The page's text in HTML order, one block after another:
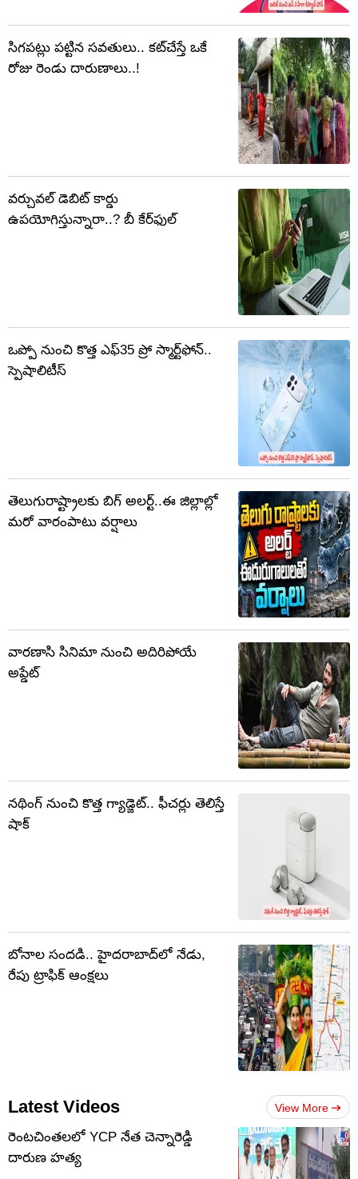
సిగపట్లు పట్టిన సవతులు.. కట్‌చేస్తే ఒకే
రోజు రెండు దారుణాలు..!
వర్చువల్ డెబిట్ కార్డు
ఉపయోగిస్తున్నారా..? బీ కేర్‌ఫుల్
ఒప్పో నుంచి కొత్త ఎఫ్‌35 ప్రో స్మార్ట్‌ఫోన్..
స్పెషాలిటీస్‌
తెలుగురాష్ట్రాలకు బిగ్‌ అలర్ట్..ఈ జిల్లాల్లో
మరో వారంపాటు వర్షాలు
వారణాసి సినిమా నుంచి అదిరిపోయే
అప్డేట్
నథింగ్​ నుంచి కొత్త గ్యాడ్జెట్‌.. ఫీచర్లు తెలిస్తే
షాక్
బోనాల సందడి.. హైదరాబాద్‌లో నేడు,
రేపు ట్రాఫిక్ ఆంక్షలు
Latest Videos View More
రెంటచింతలలో YCP నేత చెన్నారెడ్డి
దారుణ హత్య